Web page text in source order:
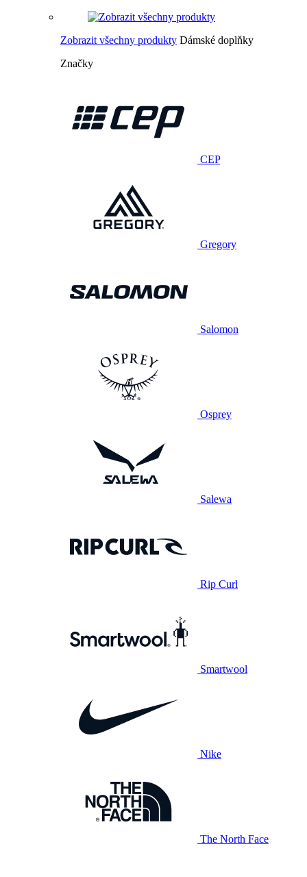
Zobrazit všechny produkty Dámské doplňky
Značky
CEP
Gregory
Salomon
Osprey
Salewa
Rip Curl
Smartwool
Nike
The North Face